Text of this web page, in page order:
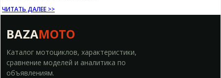
ЧИТАТЬ ДАЛЕЕ >>
BAZAMOTO
Каталог мотоциклов, характеристики,
сравнение моделей и аналитика по
объявлениям.